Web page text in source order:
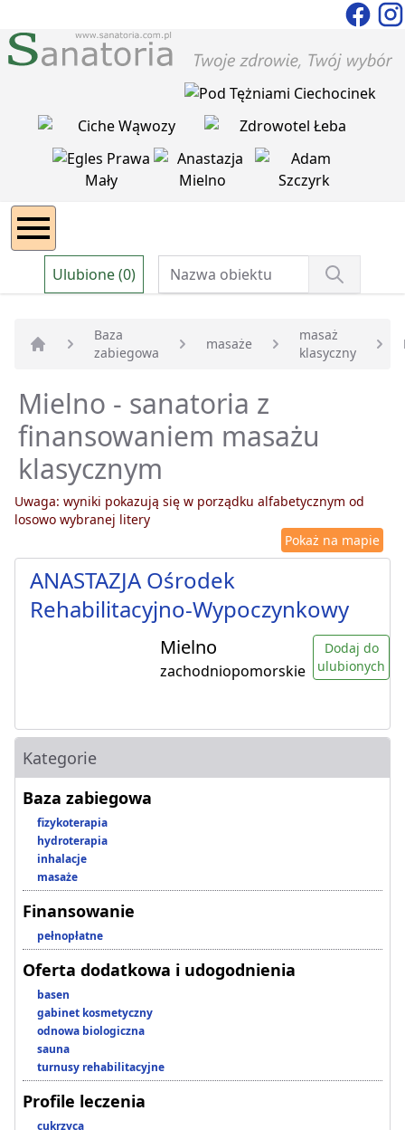
Ulubione (0)
Strona główna
Baza
zabiegowa
masaże
masaż
klasyczny
Mielno - sanatoria z
finansowaniem masażu
klasycznym
Uwaga: wyniki pokazują się w porządku alfabetycznym od
losowo wybranej litery
Pokaż na mapie
ANASTAZJA Ośrodek
Rehabilitacyjno-Wypoczynkowy
Mielno
zachodniopomorskie
Dodaj do
ulubionych
Kategorie
Baza zabiegowa
fizykoterapia
hydroterapia
inhalacje
masaże
Finansowanie
pełnopłatne
Oferta dodatkowa i udogodnienia
basen
gabinet kosmetyczny
odnowa biologiczna
sauna
turnusy rehabilitacyjne
Profile leczenia
cukrzyca